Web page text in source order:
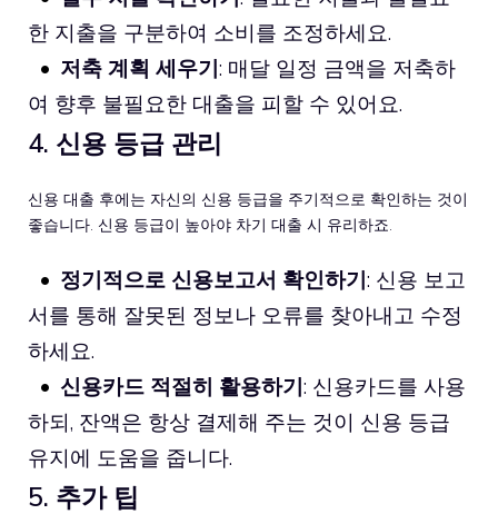
한 지출을 구분하여 소비를 조정하세요.
저축 계획 세우기: 매달 일정 금액을 저축하
여 향후 불필요한 대출을 피할 수 있어요.
4. 신용 등급 관리
신용 대출 후에는 자신의 신용 등급을 주기적으로 확인하는 것이
좋습니다. 신용 등급이 높아야 차기 대출 시 유리하죠.
정기적으로 신용보고서 확인하기: 신용 보고
서를 통해 잘못된 정보나 오류를 찾아내고 수정
하세요.
신용카드 적절히 활용하기: 신용카드를 사용
하되, 잔액은 항상 결제해 주는 것이 신용 등급
유지에 도움을 줍니다.
5. 추가 팁